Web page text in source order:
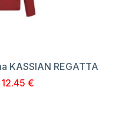
KASSIAN REGATTA
12.45 €